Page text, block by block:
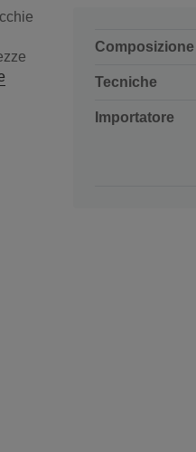
Composizione
Tecniche
Importatore